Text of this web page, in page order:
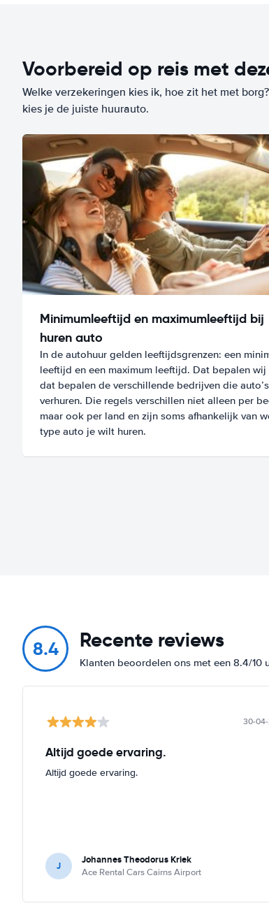
Voorbereid op reis met
Welke verzekeringen kies ik, hoe zit het met
kies je de juiste huurauto.
Minimumleeftijd en maximumleeftijd bij
huren auto
In de autohuur gelden leeftijdsgrenzen: een
leeftijd en een maximum leeftijd. Dat bepalen wij
dat bepalen de verschillende bedrijven die auto’s
verhuren. Die regels verschillen niet alleen per
maar ook per land en zijn soms afhankelijk van
type auto je wilt huren.
8.4 Recente reviews
Klanten beoordelen ons met een 8.4/
30-
Altijd goede ervaring.
Altijd goede ervaring.
J Johannes Theodorus Kriek
Ace Rental Cars Cairns Airport